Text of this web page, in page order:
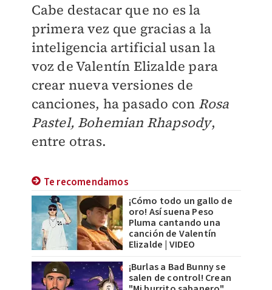
Cabe destacar que no es la
primera vez que gracias a la
inteligencia artificial usan la
voz de Valentín Elizalde para
crear nueva versiones de
canciones, ha pasado con Rosa
Pastel, Bohemian Rhapsody,
entre otras.
Te recomendamos
¡Cómo todo un gallo de
oro! Así suena Peso
Pluma cantando una
canción de Valentín
Elizalde | VIDEO
¡Burlas a Bad Bunny se
salen de control! Crean